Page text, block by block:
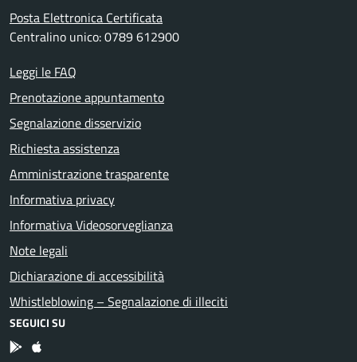
Posta Elettronica Certificata
Centralino unico: 0789 612900
Leggi le FAQ
Prenotazione appuntamento
Segnalazione disservizio
Richiesta assistenza
Amministrazione trasparente
Informativa privacy
Informativa Videosorveglianza
Note legali
Dichiarazione di accessibilità
Whistleblowing – Segnalazione di illeciti
SEGUICI SU
App Android
App IOS